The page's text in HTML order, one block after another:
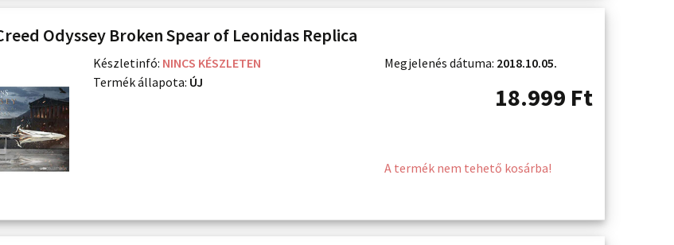
Odyssey Broken Spear of Leonidas Replica
Készletinfó: NINCS KÉSZLETEN
Termék állapota: ÚJ
Megjelenés dátuma: 2018.10.05.
18.999 Ft
A termék nem tehető kosárba!